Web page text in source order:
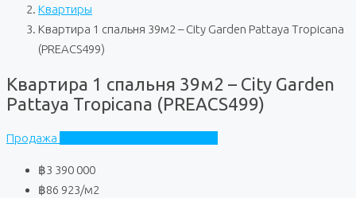
Квартиры
Квартира 1 спальня 39м2 – City Garden Pattaya Tropicana
(PREACS499)
Квартира 1 спальня 39м2 – City Garden
Pattaya Tropicana (PREACS499)
Продажа
฿3 390 000
฿86 923/м2